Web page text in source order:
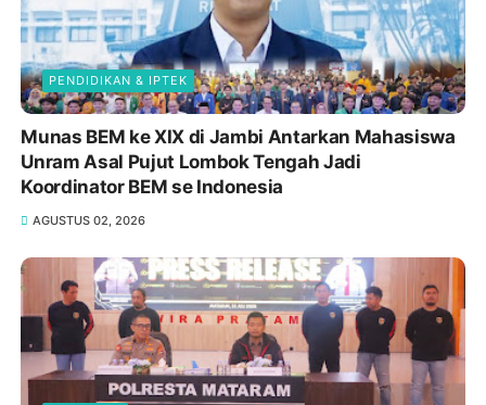
PENDIDIKAN & IPTEK
Munas BEM ke XIX di Jambi Antarkan Mahasiswa
Unram Asal Pujut Lombok Tengah Jadi
Koordinator BEM se Indonesia
AGUSTUS 02, 2026